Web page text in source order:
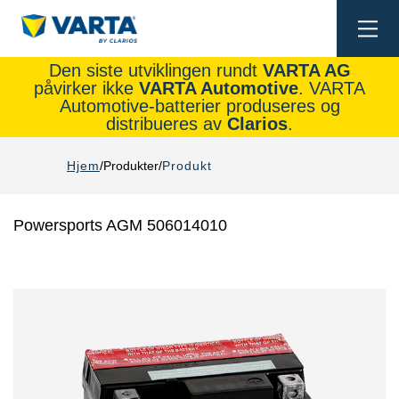
Den siste utviklingen rundt VARTA AG
påvirker ikke VARTA Automotive. VARTA
Automotive-batterier produseres og
distribueres av Clarios.
Hjem Produkter Produkt
Powersports AGM 506014010